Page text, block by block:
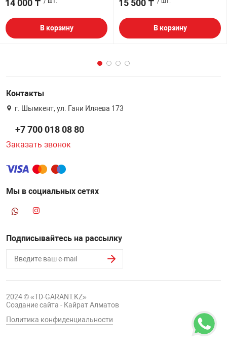
14 000 ₸
В корзину
15 500 ₸
В корзину
Контакты
г. Шымкент, ул. Гани Иляева 173
+7 700 018 08 80
Заказать звонок
Мы в социальных сетях
Подписывайтесь на рассылку
2024 © «TD-GARANT.KZ»
Создание сайта - Кайрат Алматов
Политика конфиденциальности